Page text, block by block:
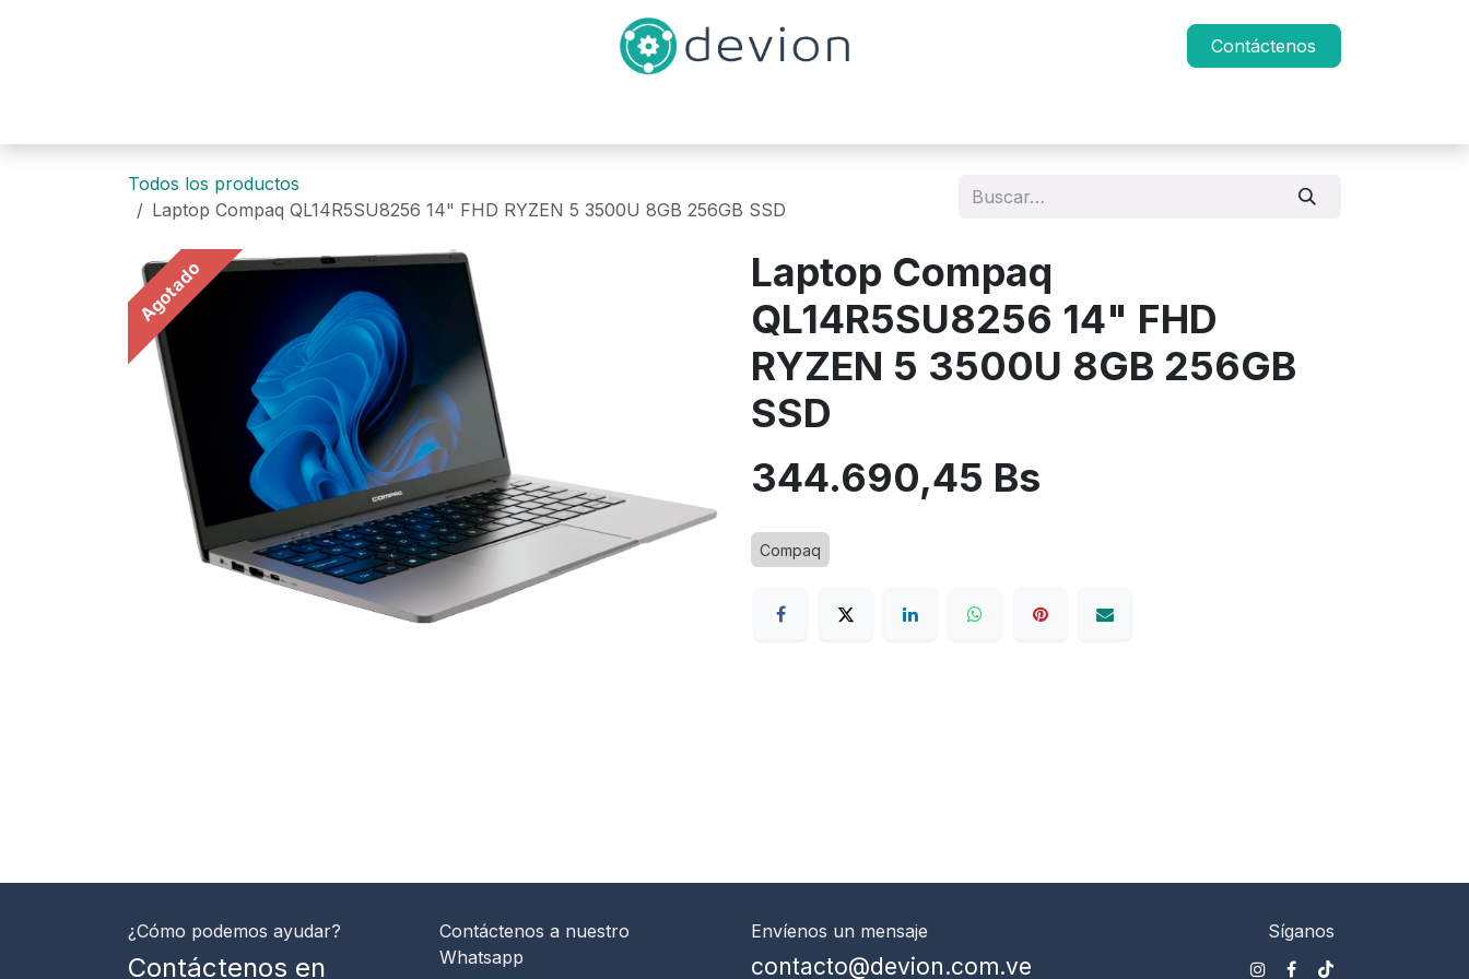
Contáctenos
Todos los productos
Laptop Compaq QL14R5SU8256 14" FHD RYZEN 5 3500U 8GB 256GB SSD
Agotado
Laptop Compaq
QL14R5SU8256 14" FHD
RYZEN 5 3500U 8GB 256GB
SSD
344.690,45 Bs
Compaq
¿Cómo podemos ayudar?
Contáctenos en
Contáctenos a nuestro
Whatsapp
Envíenos un mensaje
contacto@devion.com.ve
Síganos